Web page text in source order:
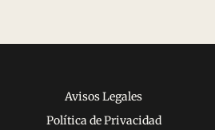
Avisos Legales
Política de Privacidad